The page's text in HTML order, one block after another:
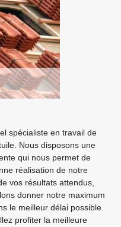
spécialiste en travail de
Nous disposons une
qui nous permet de
réalisation de notre
vos résultats attendus,
donner notre maximum
le meilleur délai possible.
profiter la meilleure